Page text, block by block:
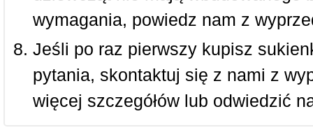
wymagania, powiedz nam z
Jeśli po raz pierwszy kupisz
pytania, skontaktuj się z nami z
więcej szczegółów lub odwiedzić